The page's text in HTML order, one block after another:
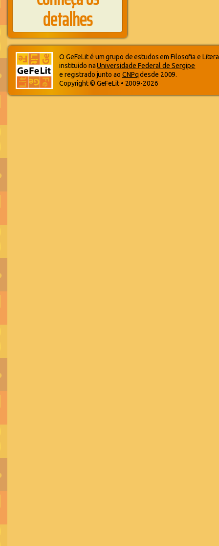
detalhes
O GeFeLit é um grupo de estudos em Filosofia e
instituido naUniversidade Federal de Sergipe
e registrado junto ao CNPqdesde 2009.
Copyright © GeFeLit • 2009-2026